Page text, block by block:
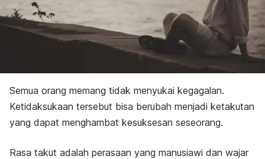
Semua orang memang tidak menyukai kegagalan.
Ketidaksukaan tersebut bisa berubah menjadi ketakutan
yang dapat menghambat kesuksesan seseorang.
Rasa takut adalah perasaan yang manusiawi dan wajar